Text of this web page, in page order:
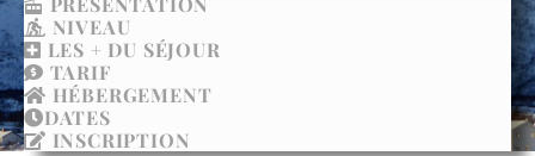
NIVEAU
LES + DU SÉJOUR
TARIF
HÉBERGEMENT
DATES
INSCRIPTION